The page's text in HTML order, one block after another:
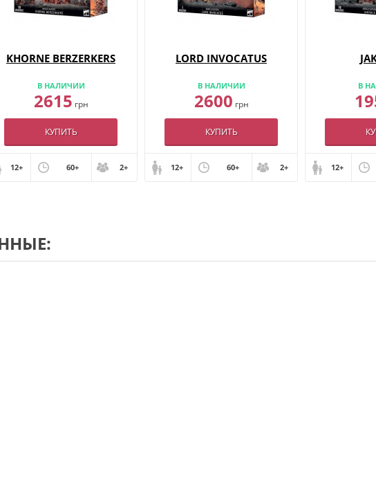
KHORNE BERZERKERS
В НАЛИЧИИ
2615 грн
КУПИТЬ
12+ 60+ 2+
LORD INVOCATUS
В НАЛИЧИИ
2600 грн
КУПИТЬ
12+ 60+ 2+
В
12+